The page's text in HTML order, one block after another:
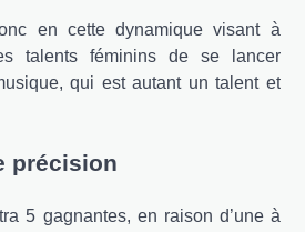
en cette dynamique visant à
talents féminins de se lancer
qui est autant un talent et
précision
5 gagnantes, en raison d’une à